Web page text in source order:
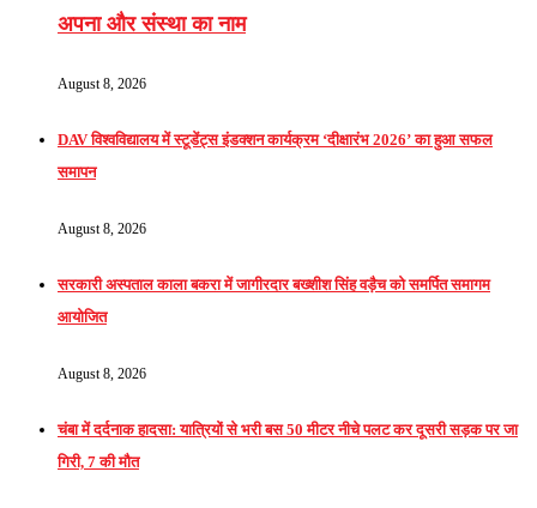
अपना और संस्था का नाम
August 8, 2026
DAV विश्वविद्यालय में स्टूडेंट्स इंडक्शन कार्यक्रम ‘दीक्षारंभ 2026’ का हुआ सफल
समापन
August 8, 2026
सरकारी अस्पताल काला बकरा में जागीरदार बख्शीश सिंह वड़ैच को समर्पित समागम
आयोजित
August 8, 2026
चंबा में दर्दनाक हादसा: यात्रियों से भरी बस 50 मीटर नीचे पलट कर दूसरी सड़क पर जा
गिरी, 7 की मौत